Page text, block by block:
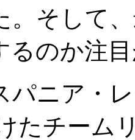
。そして
るのか注
パニア・
たチーム